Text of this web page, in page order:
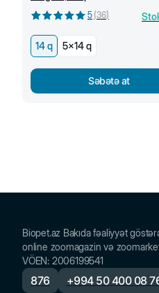
5 (36)
14 q 5x14 q
Səbətə at
Biopet.az Bakıda fəaliyyət
online zoomagazin və
VÖEN: 2006199541
876 +994 50 400 08